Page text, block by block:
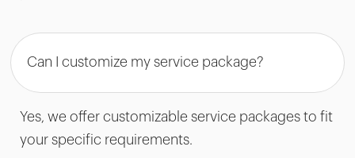
Can I customize my service package?
Yes, we offer customizable service packages to fit
your specific requirements.